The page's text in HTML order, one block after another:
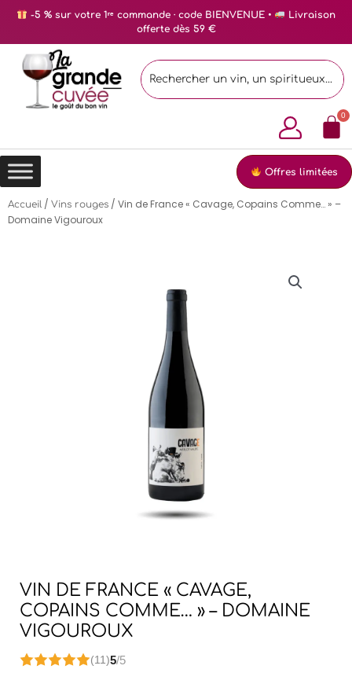
-5 % sur votre 1ʳᵉ commande · code BIENVENUE •
Livraison
offerte dès 59 €
Offres limitées
Accueil / Vins rouges / Vin de France « Cavage, Copains Comme… » –
Domaine Vigouroux
VIN DE FRANCE « CAVAGE,
COPAINS COMME… » – DOMAINE
VIGOUROUX
(11)5/5